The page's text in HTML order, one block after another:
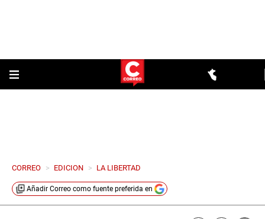
CORREO > EDICION > LA LIBERTAD
Añadir Correo como fuente preferida en